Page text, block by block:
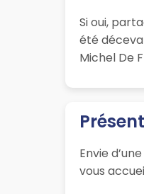
Si oui,
été
Michel De
Envie d’une
vous